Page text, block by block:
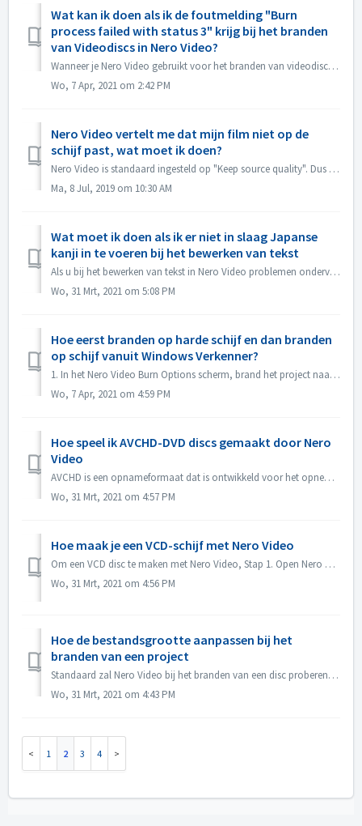
Wat kan ik doen als ik de foutmelding "Burn
process failed with status 3" krijg bij het branden
van Videodiscs in Nero Video?
Wanneer je Nero Video gebruikt voor het branden van videodiscs, kun je deze fout tegenkomen. "Status 3" is een algemene status voor het brandproc...
Wo, 7 Apr, 2021 om 2:42 PM
Nero Video vertelt me dat mijn film niet op de
schijf past, wat moet ik doen?
Nero Video is standaard ingesteld op "Keep source quality". Dus uw resulterende DVD, AVCHD, Blu-ray zal de kwaliteit te handhaven en ziet er zo go...
Ma, 8 Jul, 2019 om 10:30 AM
Wat moet ik doen als ik er niet in slaag Japanse
kanji in te voeren bij het bewerken van tekst
Als u bij het bewerken van tekst in Nero Video problemen ondervindt bij het invoeren van Japanse kanji met een bepaalde invoermethode-editor, bijv. ATOK, ra...
Wo, 31 Mrt, 2021 om 5:08 PM
Hoe eerst branden op harde schijf en dan branden
op schijf vanuit Windows Verkenner?
1. In het Nero Video Burn Options scherm, brand het project naar de Hard Disk Folder. 2. Als het branden gelukt is, gebruik dan de windows Burn to disc f...
Wo, 7 Apr, 2021 om 4:59 PM
Hoe speel ik AVCHD-DVD discs gemaakt door Nero
Video
AVCHD is een opnameformaat dat is ontwikkeld voor het opnemen van high-definition video op media zoals opneembare DVD-media, harde schijven en geheugenkaart...
Wo, 31 Mrt, 2021 om 4:57 PM
Hoe maak je een VCD-schijf met Nero Video
Om een VCD disc te maken met Nero Video, Stap 1. Open Nero Video. Stap 2. Sleep een video bestand naar Nero Video Home, Nero Video zal een "Selecteer ...
Wo, 31 Mrt, 2021 om 4:56 PM
Hoe de bestandsgrootte aanpassen bij het
branden van een project
Standaard zal Nero Video bij het branden van een disc proberen de volledige ruimte van een disc te benutten. In sommige gevallen, als je geen grote output n...
Wo, 31 Mrt, 2021 om 4:43 PM
1 2 3 4